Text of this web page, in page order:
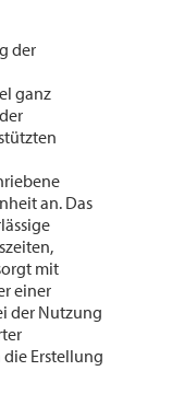
der
ganz
an. Das
mit
einer
der Nutzung
Erstellung